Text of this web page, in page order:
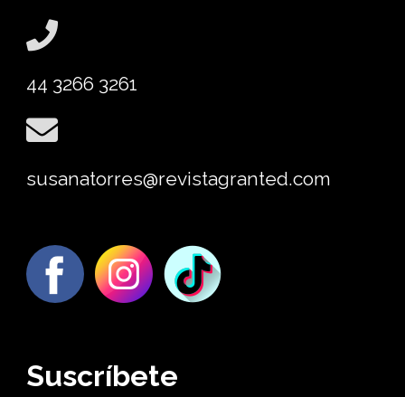
44 3266 3261
susanatorres@revistagranted.com
Suscríbete